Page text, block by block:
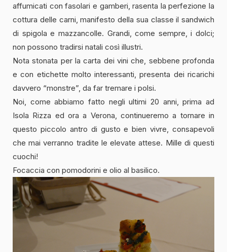
affumicati con fasolari e gamberi, rasenta la perfezione la
cottura delle carni, manifesto della sua classe il sandwich
di spigola e mazzancolle. Grandi, come sempre, i dolci;
non possono tradirsi natali così illustri.
Nota stonata per la carta dei vini che, sebbene profonda
e con etichette molto interessanti, presenta dei ricarichi
davvero “monstre”, da far tremare i polsi.
Noi, come abbiamo fatto negli ultimi 20 anni, prima ad
Isola Rizza ed ora a Verona, continueremo a tornare in
questo piccolo antro di gusto e bien vivre, consapevoli
che mai verranno tradite le elevate attese. Mille di questi
cuochi!
Focaccia con pomodorini e olio al basilico.